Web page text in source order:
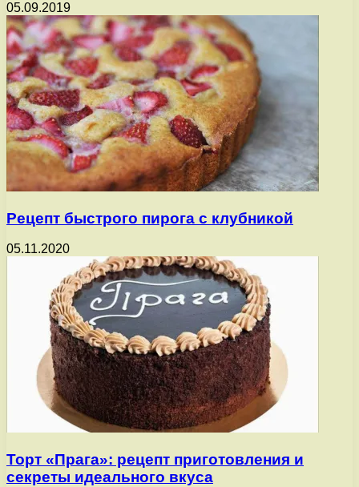
05.09.2019
Рецепт быстрого пирога с клубникой
05.11.2020
Торт «Прага»: рецепт приготовления и
секреты идеального вкуса